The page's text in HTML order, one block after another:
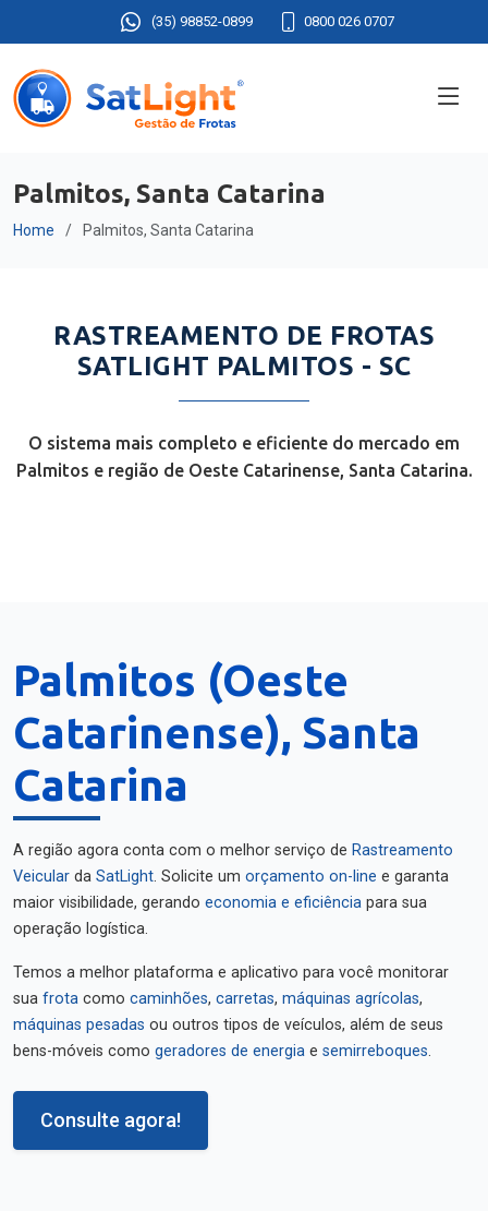
(35) 98852-0899 0800 026 0707
Palmitos, Santa Catarina
Home Palmitos, Santa Catarina
RASTREAMENTO DE FROTAS
SATLIGHT PALMITOS - SC
O sistema mais completo e eficiente do mercado em
Palmitos e região de Oeste Catarinense, Santa Catarina.
Palmitos (Oeste
Catarinense), Santa
Catarina
A região agora conta com o melhor serviço de Rastreamento
Veicular da SatLight. Solicite um orçamento on-line e garanta
maior visibilidade, gerando economia e eficiência para sua
operação logística.
Temos a melhor plataforma e aplicativo para você monitorar
sua frota como caminhões, carretas, máquinas agrícolas,
máquinas pesadas ou outros tipos de veículos, além de seus
bens-móveis como geradores de energia e semirreboques.
Consulte agora!